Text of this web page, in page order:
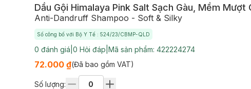
Dầu Gội Himalaya Pink Salt Sạch Gàu, Mềm Mượt
Anti-Dandruff Shampoo - Soft & Silky
Số công bố với Bộ Y Tế : 524/23/CBMP-QLD
0 đánh giá 0 Hỏi đáp Mã sản phẩm: 422224274
72.000 ₫(Đã bao gồm VAT)
Số lượng: